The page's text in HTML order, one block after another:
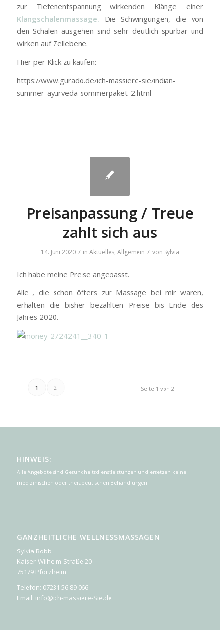
zur Tiefenentspannung wirkenden Klänge einer
Klangschalenmassage. Die Schwingungen, die von
den Schalen ausgehen sind sehr deutlich spürbar und
wirken auf Zellebene.
Hier per Klick zu kaufen:
https://www.gurado.de/ich-massiere-sie/indian-
summer-ayurveda-sommerpaket-2.html
Preisanpassung / Treue
zahlt sich aus
14. Juni 2020 / in Aktuelles, Allgemein / von Sylvia
Ich habe meine Preise angepasst.
Alle , die schon öfters zur Massage bei mir waren,
erhalten die bisher bezahlten Preise bis Ende des
Jahres 2020.
Seite 1 von 2
1 2
HINWEIS:
Alle Angebote sind Gesundheitsdienstleistungen und ersetzen keine
medizinischen oder therapeutischen Behandlungen.
GANZHEITLICHE WELLNESSMASSAGEN
Sylvia Bobb
Kaiser-Wilhelm-Straße 20
75179 Pforzheim
Telefon: 07231 56 89 066
Email: info@ich-massiere-Sie.de